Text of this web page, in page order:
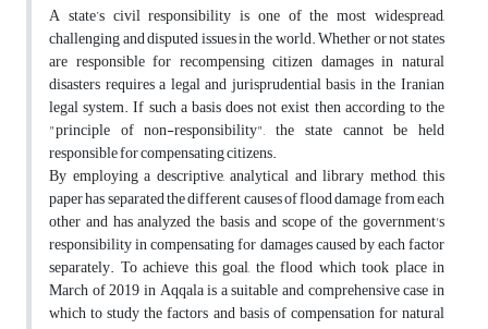
A state’s civil responsibility is one of the most widespread,
challenging and disputed issues in the world. Whether or not states
are responsible for recompensing citizen damages in natural
disasters requires a legal and jurisprudential basis in the Iranian
legal system. If such a basis does not exist then according to the
"principle of non-responsibility", the state cannot be held
responsible for compensating citizens.
By employing a descriptive, analytical and library method, this
paper has separated the different causes of flood damage from each
other and has analyzed the basis and scope of the government's
responsibility in compensating for damages caused by each factor
separately. To achieve this goal, the flood which took place in
March of 2019 in Aqqala is a suitable and comprehensive case in
which to study the factors and basis of compensation for natural